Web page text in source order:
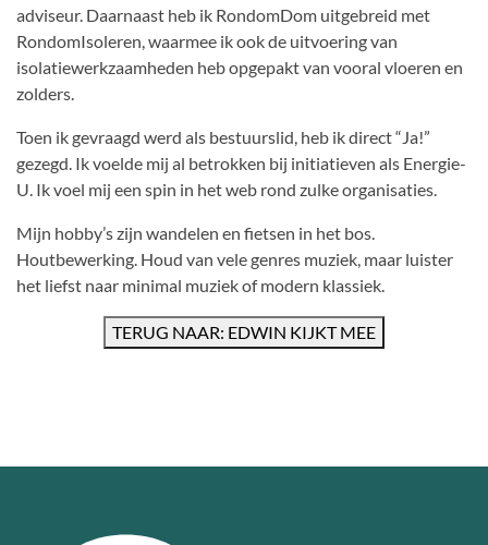
adviseur. Daarnaast heb ik RondomDom uitgebreid met
RondomIsoleren, waarmee ik ook de uitvoering van
isolatiewerkzaamheden heb opgepakt van vooral vloeren en
zolders.
Toen ik gevraagd werd als bestuurslid, heb ik direct “Ja!”
gezegd. Ik voelde mij al betrokken bij initiatieven als Energie-
U. Ik voel mij een spin in het web rond zulke organisaties.
Mijn hobby’s zijn wandelen en fietsen in het bos.
Houtbewerking. Houd van vele genres muziek, maar luister
het liefst naar minimal muziek of modern klassiek.
TERUG NAAR: EDWIN KIJKT MEE